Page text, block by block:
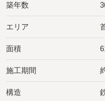
築年数
エリア
面積
施工期間
構造